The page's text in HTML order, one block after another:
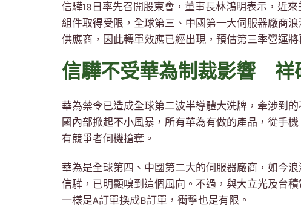
信驊19日率先召開股東會，董事長林鴻明表示，近
組件取得受限，全球第三、中國第一大伺服器廠商
供應商，因此轉單效應已經出現，預估第三季營運將
信驊不受華為制裁影響 祥
華為禁令已造成全球第二波半導體大洗牌，牽涉到
國內部掀起不小風暴，所有華為有做的產品，從手
有競爭者伺機搶奪。
華為是全球第四、中國第二大的伺服器廠商，如今
信驊，已明顯嗅到這個風向。不過，與大立光及台
一樣是A訂單換成B訂單，衝擊也是有限。